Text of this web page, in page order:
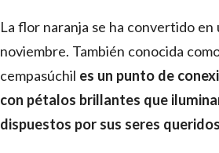
La flor naranja se ha convertido
noviembre. También conocida
cempasúchil es un punto de
con pétalos brillantes que
dispuestos por sus seres